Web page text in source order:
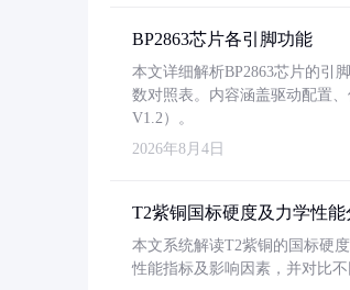
BP2863芯片各引脚功能
本文详细解析BP2863芯片的引
数对照表。内容涵盖驱动配置
V1.2）。
2026年8月4日
T2紫铜国标硬度及力学性能
本文系统解读T2紫铜的国标硬
性能指标及影响因素，并对比